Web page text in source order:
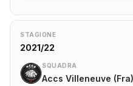
STAGIONE
2021/22
SQUADRA
Accs Villeneuve (Fra)